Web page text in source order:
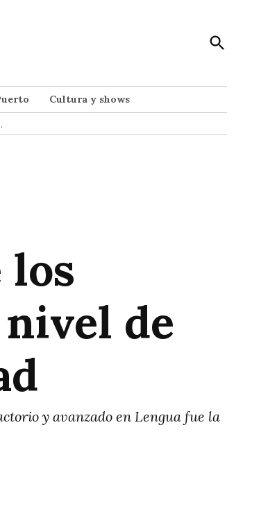
Open
Search
Cultura y shows
los
de
y avanzado en Lengua fue la